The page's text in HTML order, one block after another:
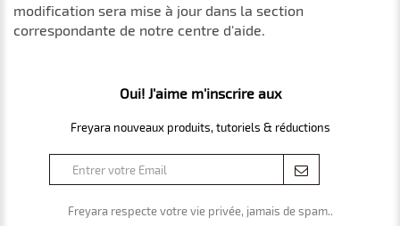
modification sera mise à jour dans la section
correspondante de notre centre d'aide.
Oui! J'aime m'inscrire aux
Freyara nouveaux produits, tutoriels & réductions
Freyara respecte votre vie privée, jamais de spam..